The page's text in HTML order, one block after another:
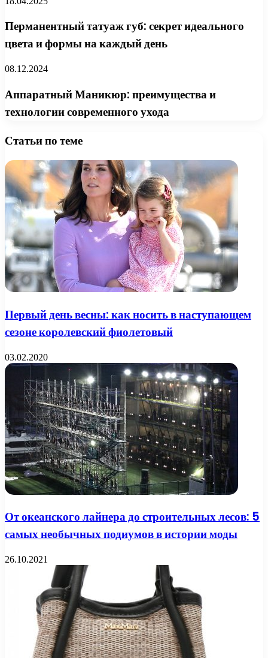
Перманентный татуаж губ: секрет идеального
цвета и формы на каждый день
08.12.2024
Аппаратный Маникюр: преимущества и
технологии современного ухода
Статьи по теме
Первый день весны: как носить в наступающем
сезоне королевский фиолетовый
03.02.2020
От океанского лайнера до строительных лесов: 5
самых необычных подиумов в истории моды
26.10.2021